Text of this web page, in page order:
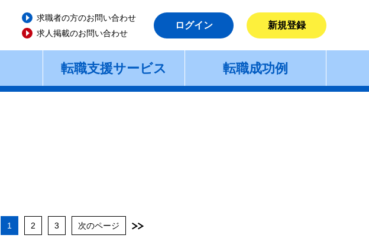
求職者の方のお問い合わせ
求人掲載のお問い合わせ
ログイン 新規登録
転職支援サービス 転職成功例
1 2 3 次のページ